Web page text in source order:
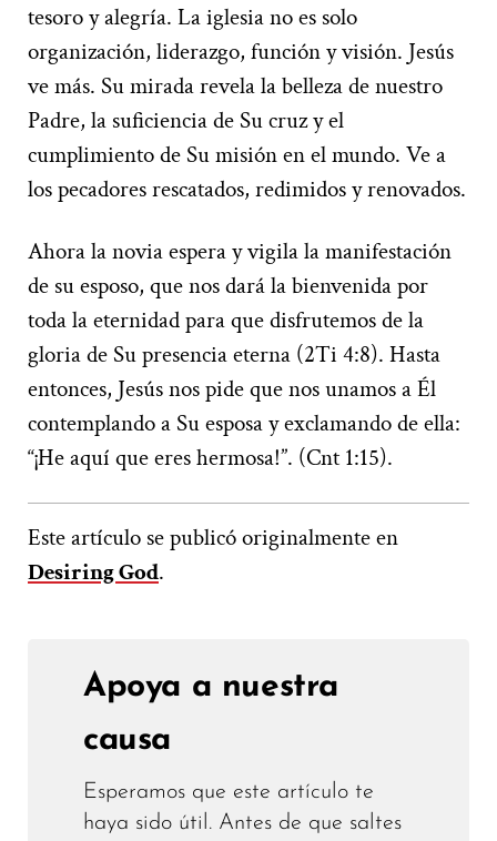
tesoro y alegría. La iglesia no es solo
organización, liderazgo, función y visión. Jesús
ve más. Su mirada revela la belleza de nuestro
Padre, la suficiencia de Su cruz y el
cumplimiento de Su misión en el mundo. Ve a
los pecadores rescatados, redimidos y renovados.
Ahora la novia espera y vigila la manifestación
de su esposo, que nos dará la bienvenida por
toda la eternidad para que disfrutemos de la
gloria de Su presencia eterna (2Ti 4:8). Hasta
entonces, Jesús nos pide que nos unamos a Él
contemplando a Su esposa y exclamando de ella:
“¡He aquí que eres hermosa!”. (Cnt 1:15).
Este artículo se publicó originalmente en
Desiring God.
Apoya a nuestra
causa
Esperamos que este artículo te
haya sido útil. Antes de que saltes